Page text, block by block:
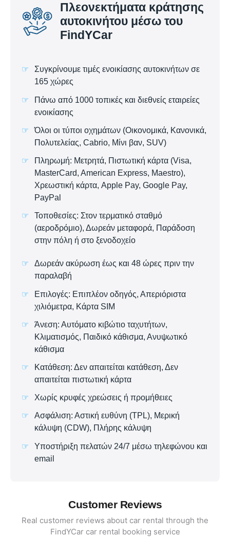
Πλεονεκτήματα κράτησης
αυτοκινήτου μέσω του
FindYCar
Συγκρίνουμε τιμές ενοικίασης αυτοκινήτων σε
165 χώρες
Πάνω από 1000 τοπικές και διεθνείς εταιρείες
ενοικίασης
Όλοι οι τύποι οχημάτων (Οικονομικά, Κανονικά,
Πολυτελείας, Cabrio, Μίνι βαν, SUV)
Πληρωμή: Μετρητά, Πιστωτική κάρτα (Visa,
MasterCard, American Express, Maestro),
Χρεωστική κάρτα, Apple Pay, Google Pay,
PayPal
Τοποθεσίες: Στον τερματικό σταθμό
(αεροδρόμιο), Δωρεάν μεταφορά, Παράδοση
στην πόλη ή στο ξενοδοχείο
Δωρεάν ακύρωση έως και 48 ώρες πριν την
παραλαβή
Επιλογές: Επιπλέον οδηγός, Απεριόριστα
χιλιόμετρα, Κάρτα SIM
Άνεση: Αυτόματο κιβώτιο ταχυτήτων,
Κλιματισμός, Παιδικό κάθισμα, Ανυψωτικό
κάθισμα
Κατάθεση: Δεν απαιτείται κατάθεση, Δεν
απαιτείται πιστωτική κάρτα
Χωρίς κρυφές χρεώσεις ή προμήθειες
Ασφάλιση: Αστική ευθύνη (TPL), Μερική
κάλυψη (CDW), Πλήρης κάλυψη
Υποστήριξη πελατών 24/7 μέσω τηλεφώνου και
email
Customer Reviews
Real customer reviews about car rental through the
FindYCar car rental booking service